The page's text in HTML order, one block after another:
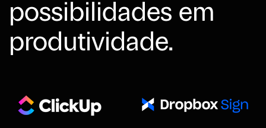
possibilidades em
produtividade.